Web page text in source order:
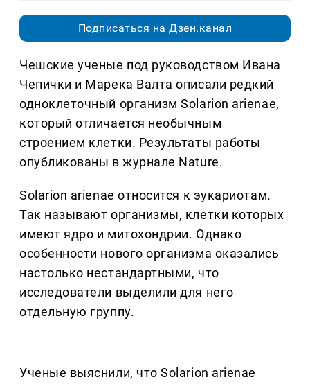
Подписаться на Дзен.канал
Чешские ученые под руководством Ивана
Чепички и Марека Валта описали редкий
одноклеточный организм Solarion arienae,
который отличается необычным
строением клетки. Результаты работы
опубликованы в журнале Nature.
Solarion arienae относится к эукариотам.
Так называют организмы, клетки которых
имеют ядро и митохондрии. Однако
особенности нового организма оказались
настолько нестандартными, что
исследователи выделили для него
отдельную группу.
Ученые выяснили, что Solarion arienae